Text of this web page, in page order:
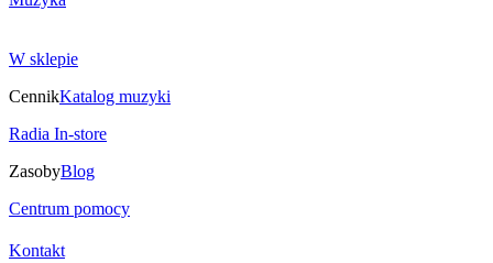
W sklepie
CennikKatalog muzyki
Radia In-store
ZasobyBlog
Centrum pomocy
Kontakt